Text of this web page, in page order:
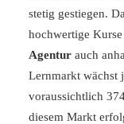
stetig gestiegen.
hochwertige
Agentur auch
Lernmarkt wächst
voraussichtlich
diesem Markt